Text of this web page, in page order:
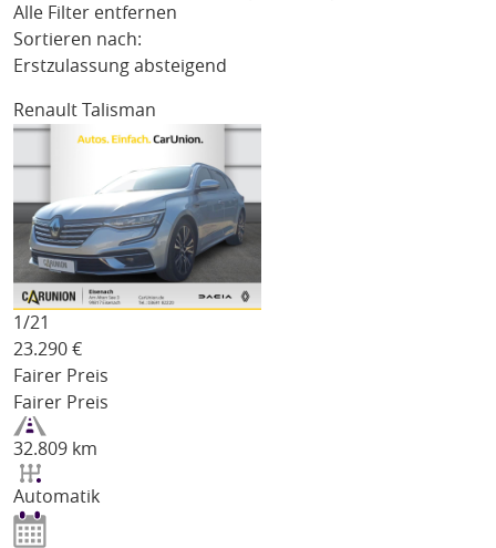
Alle Filter entfernen
Sortieren nach:
Erstzulassung absteigend
Renault Talisman
1/21
23.290 €
Fairer Preis
Fairer Preis
32.809 km
Automatik